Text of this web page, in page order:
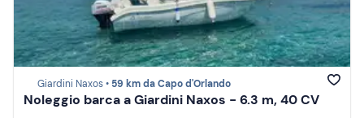
Giardini Naxos • 59 km da Capo d'Orlando
Noleggio barca a Giardini Naxos - 6.3 m, 40 CV